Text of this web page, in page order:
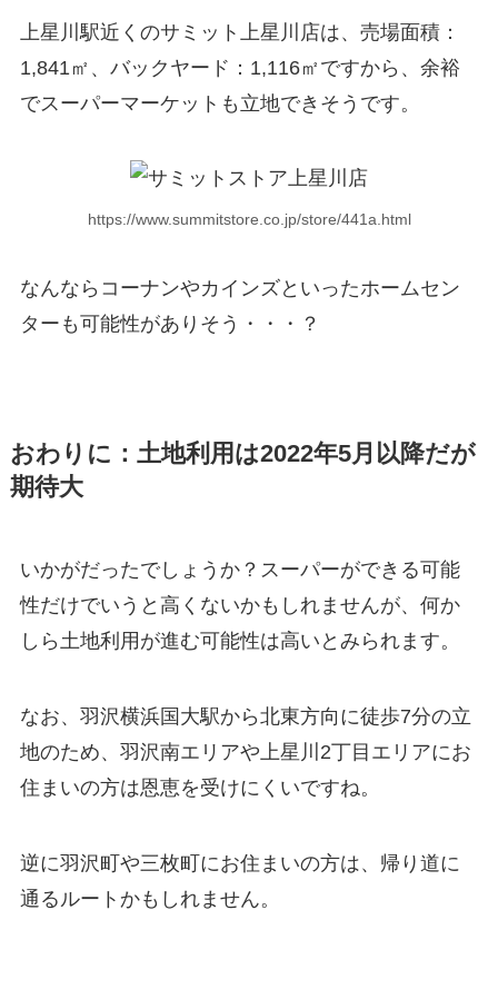
上星川駅近くのサミット上星川店は、売場面積：
1,841㎡、バックヤード：1,116㎡ですから、余裕
でスーパーマーケットも立地できそうです。
https://www.summitstore.co.jp/store/441a.html
なんならコーナンやカインズといったホームセン
ターも可能性がありそう・・・？
おわりに：土地利用は2022年5月以降だが
期待大
いかがだったでしょうか？スーパーができる可能
性だけでいうと高くないかもしれませんが、何か
しら土地利用が進む可能性は高いとみられます。
なお、羽沢横浜国大駅から北東方向に徒歩7分の立
地のため、羽沢南エリアや上星川2丁目エリアにお
住まいの方は恩恵を受けにくいですね。
逆に羽沢町や三枚町にお住まいの方は、帰り道に
通るルートかもしれません。